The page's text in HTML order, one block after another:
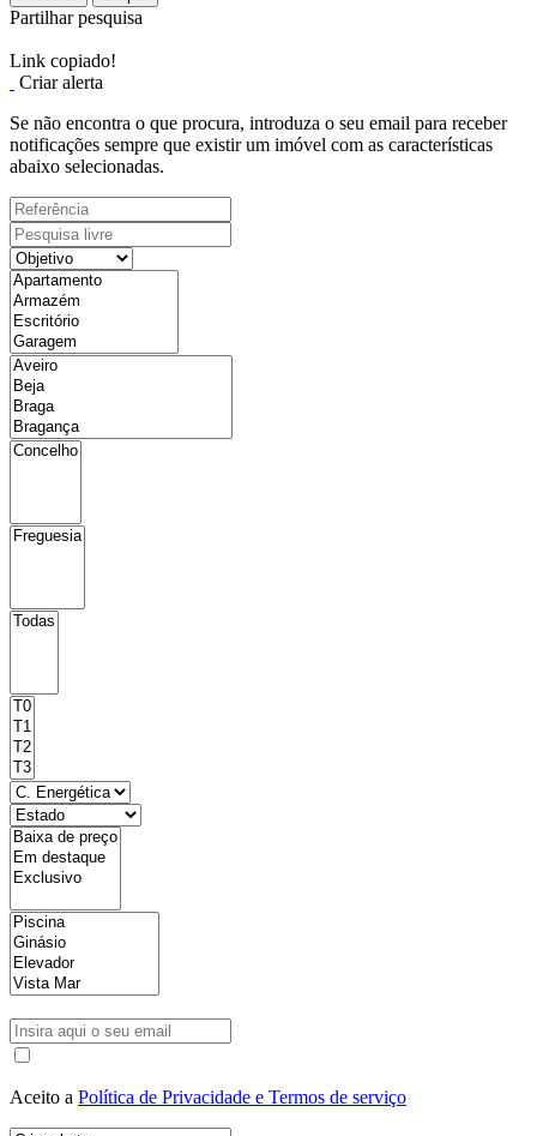
Partilhar pesquisa
Link copiado!
Criar alerta
Se não encontra o que procura, introduza o seu email para receber
notificações sempre que existir um imóvel com as características
abaixo selecionadas.
Aceito a Política de Privacidade e Termos de serviço